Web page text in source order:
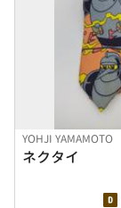
YOHJI YAMAMOTO
ネクタイ